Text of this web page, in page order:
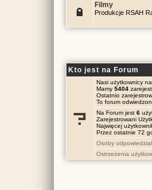
Filmy
Produkcje RSAH
Kto jest na Forum
Nasi użytkownicy
Mamy 5404
Ostatnio
To forum
Na Forum jest 6
Zarejestrowani
Najwięcej
Przez ostatnie 72
Osoby
Ostrzeżenia